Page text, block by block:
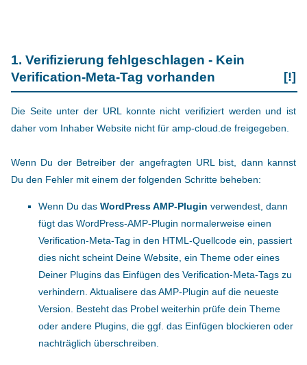
1. Verifizierung fehlgeschlagen - Kein
Verification-Meta-Tag vorhanden
[!]
Die Seite unter der URL konnte nicht verifiziert werden und ist
daher vom Inhaber Website nicht für amp-cloud.de freigegeben.
Wenn Du der Betreiber der angefragten URL bist, dann kannst
Du den Fehler mit einem der folgenden Schritte beheben:
Wenn Du das WordPress AMP-Plugin verwendest, dann
fügt das WordPress-AMP-Plugin normalerweise einen
Verification-Meta-Tag in den HTML-Quellcode ein, passiert
dies nicht scheint Deine Website, ein Theme oder eines
Deiner Plugins das Einfügen des Verification-Meta-Tags zu
verhindern. Aktualisere das AMP-Plugin auf die neueste
Version. Besteht das Probel weiterhin prüfe dein Theme
oder andere Plugins, die ggf. das Einfügen blockieren oder
nachträglich überschreiben.